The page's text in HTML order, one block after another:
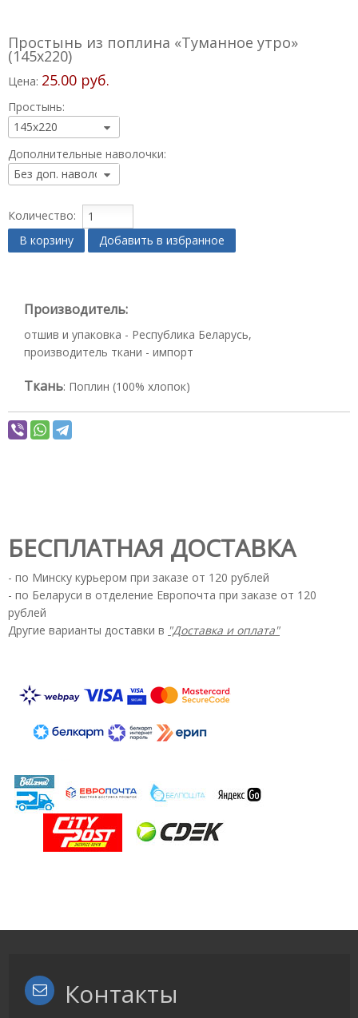
Простынь из поплина «Туманное утро»
(145х220)
Цена: 25.00 руб.
Простынь:
Дополнительные наволочки:
Количество:
В корзину
Добавить в избранное
Производитель:
отшив и упаковка - Республика Беларусь,
производитель ткани - импорт
Ткань: Поплин (100% хлопок)
БЕСПЛАТНАЯ ДОСТАВКА
- по Минску курьером при заказе от 120 рублей
- по Беларуси в отделение Европочта при заказе от 120
рублей
Другие варианты доставки в "Доставка и оплата"
Контакты